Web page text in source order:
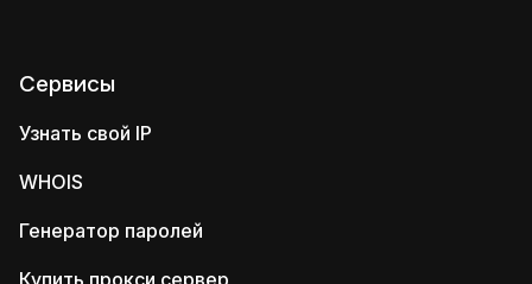
Сервисы
Узнать свой IP
WHOIS
Генератор паролей
Купить прокси сервер